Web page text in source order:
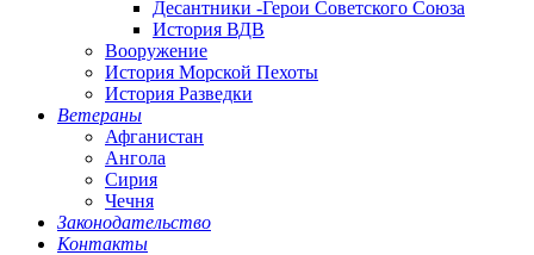
Десантники -Герои Советского Союза
История ВДВ
Вооружение
История Морской Пехоты
История Разведки
Ветераны
Афганистан
Ангола
Сирия
Чечня
Законодательство
Контакты